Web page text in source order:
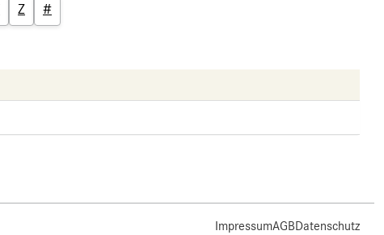
Z #
ImpressumAGBDatenschutz